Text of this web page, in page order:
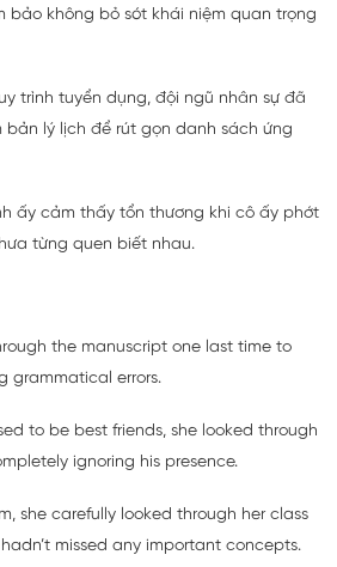
bảo không bỏ sót khái niệm quan trọng
trình tuyển dụng, đội ngũ nhân sự đã
lý lịch để rút gọn danh sách ứng
ấy cảm thấy tổn thương khi cô ấy phớt
từng quen biết nhau.
the manuscript one last time to
grammatical errors.
to be best friends, she looked through
ignoring his presence.
she carefully looked through her class
missed any important concepts.